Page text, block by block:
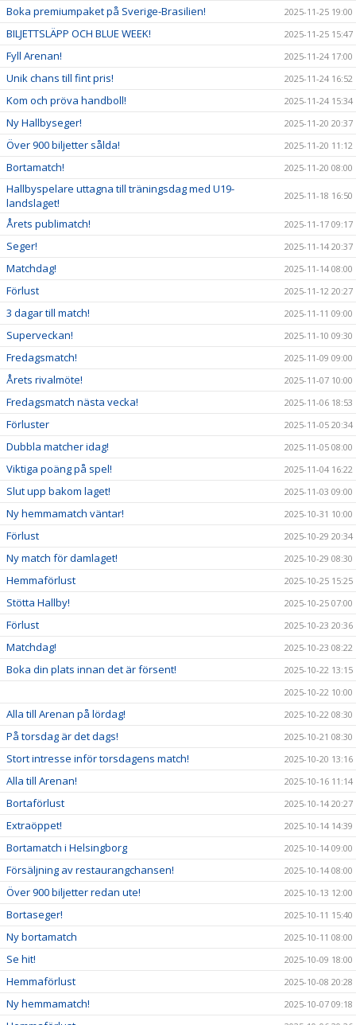
Boka premiumpaket på Sverige-Brasilien! 2025-11-25 19:00
BILJETTSLÄPP OCH BLUE WEEK! 2025-11-25 15:47
Fyll Arenan! 2025-11-24 17:00
Unik chans till fint pris! 2025-11-24 16:52
Kom och pröva handboll! 2025-11-24 15:34
Ny Hallbyseger! 2025-11-20 20:37
Över 900 biljetter sålda! 2025-11-20 11:12
Bortamatch! 2025-11-20 08:00
Hallbyspelare uttagna till träningsdag med U19-
landslaget!
2025-11-18 16:50
Årets publimatch! 2025-11-17 09:17
Seger! 2025-11-14 20:37
Matchdag! 2025-11-14 08:00
Förlust 2025-11-12 20:27
3 dagar till match! 2025-11-11 09:00
Superveckan! 2025-11-10 09:30
Fredagsmatch! 2025-11-09 09:00
Årets rivalmöte! 2025-11-07 10:00
Fredagsmatch nästa vecka! 2025-11-06 18:53
Förluster 2025-11-05 20:34
Dubbla matcher idag! 2025-11-05 08:00
Viktiga poäng på spel! 2025-11-04 16:22
Slut upp bakom laget! 2025-11-03 09:00
Ny hemmamatch väntar! 2025-10-31 10:00
Förlust 2025-10-29 20:34
Ny match för damlaget! 2025-10-29 08:30
Hemmaförlust 2025-10-25 15:25
Stötta Hallby! 2025-10-25 07:00
Förlust 2025-10-23 20:36
Matchdag! 2025-10-23 08:22
Boka din plats innan det är försent!
2025-10-22 13:15
2025-10-22 10:00
Alla till Arenan på lördag! 2025-10-22 08:30
På torsdag är det dags! 2025-10-21 08:30
Stort intresse inför torsdagens match! 2025-10-20 13:16
Alla till Arenan! 2025-10-16 11:14
Bortaförlust 2025-10-14 20:27
Extraöppet! 2025-10-14 14:39
Bortamatch i Helsingborg 2025-10-14 09:00
Försäljning av restaurangchansen! 2025-10-14 08:00
Över 900 biljetter redan ute! 2025-10-13 12:00
Bortaseger! 2025-10-11 15:40
Ny bortamatch 2025-10-11 08:00
Se hit! 2025-10-09 18:00
Hemmaförlust 2025-10-08 20:28
Ny hemmamatch! 2025-10-07 09:18